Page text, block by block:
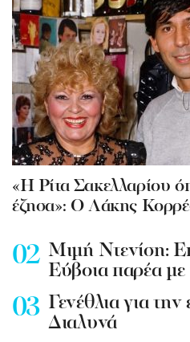
«Η Ρίτα Σακελλαρίου
έζησα»: Ο Λάκης
Mιμή Ντενίση:
Εύβοια παρέα με
Γενέθλια για
Διαλυνά